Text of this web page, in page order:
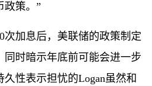
政策。”
次加息后，美联储的政策制定
同时暗示年底前可能会进一步
性表示担忧的Logan虽然和